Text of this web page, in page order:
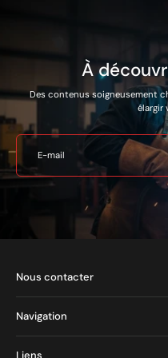
source externe d’air
comprimé.
Marque : TELWIN
Réference: 816147
Garantie de 2 ans
À
Des contenus soigneusement
élargir
E-mail
Nous contacter
Navigation